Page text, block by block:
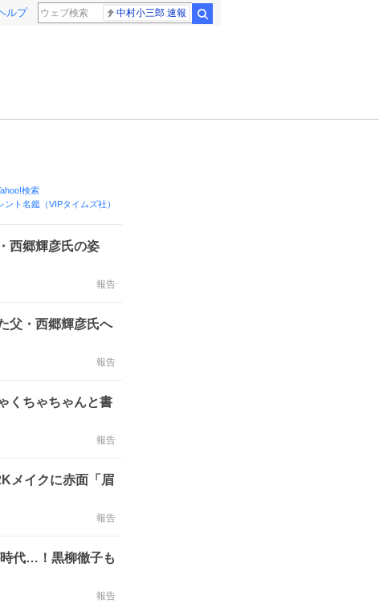
ルプ 中村小三郎 速報
検索
ント名鑑（VIPタイムズ社）
西郷輝彦氏の姿
報告
父・西郷輝彦氏へ
報告
くちゃちゃんと書
報告
メイクに赤面「眉
報告
代…！黒柳徹子も
報告